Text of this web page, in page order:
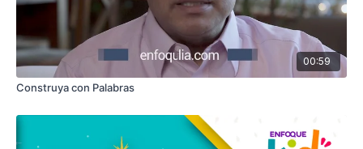
00:59
Construya con Palabras